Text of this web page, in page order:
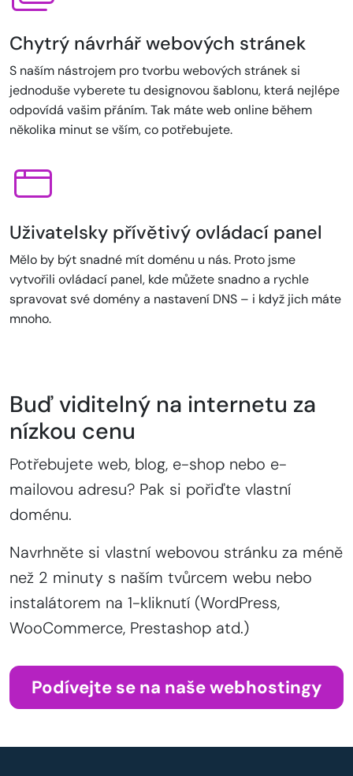
Chytrý návrhář webových stránek
S naším nástrojem pro tvorbu webových stránek si
jednoduše vyberete tu designovou šablonu, která nejlépe
odpovídá vašim přáním. Tak máte web online během
několika minut se vším, co potřebujete.
Uživatelsky přívětivý ovládací panel
Mělo by být snadné mít doménu u nás. Proto jsme
vytvořili ovládací panel, kde můžete snadno a rychle
spravovat své domény a nastavení DNS – i když jich máte
mnoho.
Buď viditelný na internetu za
nízkou cenu
Potřebujete web, blog, e-shop nebo e-
mailovou adresu? Pak si pořiďte vlastní
doménu.
Navrhněte si vlastní webovou stránku za méně
než 2 minuty s naším tvůrcem webu nebo
instalátorem na 1-kliknutí (WordPress,
WooCommerce, Prestashop atd.)
Podívejte se na naše webhostingy